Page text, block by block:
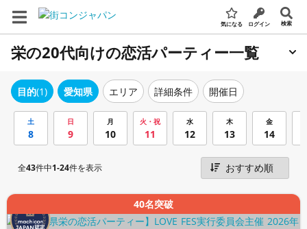
気になる ログイン 検索
栄の20代向けの恋活パーティー一覧
目的(1) 愛知県 エリア 詳細条件 開催日
土
8
日
9
月
10
火・祝
11
水
12
木
13
金
14
全43件中1-24件を表示
40名突破